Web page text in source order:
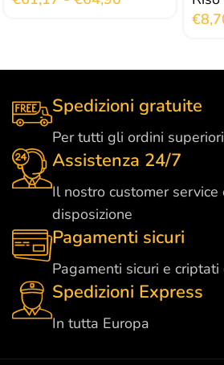
€
Spedizioni gratuite
Per tutti gli ordini
Assistenza 24/7
Il nostro customer service
disposizione
Pagamenti sicuri
Pagamenti sicuri e criptati
Spedizioni Express
In tutta Europa